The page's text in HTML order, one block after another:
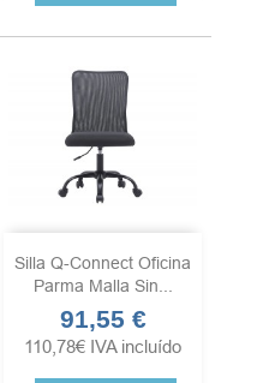
Silla Q-Connect Oficina
Parma Malla Sin...
Precio
91,55 €
110,78€ IVA incluído